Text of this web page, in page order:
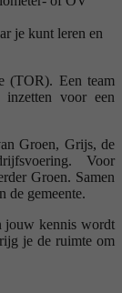
je kunt leren en
(TOR). Een team
voor een
Groen, Grijs, de
Voor
Groen. Samen
de gemeente.
jouw kennis wordt
je de ruimte om